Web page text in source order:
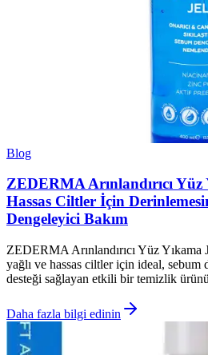
Blog
ZEDERMA Arınlandırıcı Yüz
Hassas Ciltler İçin
Dengeleyici Bakım
ZEDERMA Arınlandırıcı Yüz
yağlı ve hassas ciltler için ideal, sebum
desteği sağlayan etkili bir temizlik
Daha fazla bilgi edinin